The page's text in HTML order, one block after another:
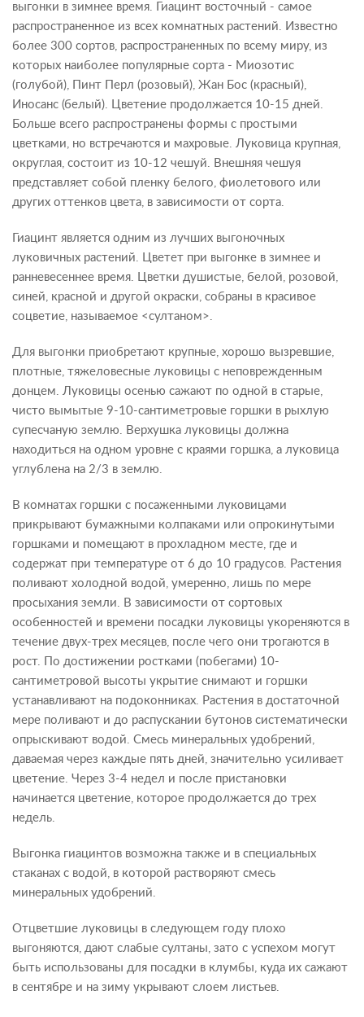
выгонки в зимнее время. Гиацинт восточный - самое
распространенное из всех комнатных растений. Известно
более 300 сортов, распространенных по всему миру, из
которых наиболее популярные сорта - Миозотис
(голубой), Пинт Перл (розовый), Жан Бос (красный),
Иносанс (белый). Цветение продолжается 10-15 дней.
Больше всего распространены формы с простыми
цветками, но встречаются и махровые. Луковица крупная,
округлая, состоит из 10-12 чешуй. Внешняя чешуя
представляет собой пленку белого, фиолетового или
других оттенков цвета, в зависимости от сорта.
Гиацинт является одним из лучших выгоночных
луковичных растений. Цветет при выгонке в зимнее и
ранневесеннее время. Цветки душистые, белой, розовой,
синей, красной и другой окраски, собраны в красивое
соцветие, называемое <султаном>.
Для выгонки приобретают крупные, хорошо вызревшие,
плотные, тяжеловесные луковицы с неповрежденным
донцем. Луковицы осенью сажают по одной в старые,
чисто вымытые 9-10-сантиметровые горшки в рыхлую
супесчаную землю. Верхушка луковицы должна
находиться на одном уровне с краями горшка, а луковица
углублена на 2/3 в землю.
В комнатах горшки с посаженными луковицами
прикрывают бумажными колпаками или опрокинутыми
горшками и помещают в прохладном месте, где и
содержат при температуре от 6 до 10 градусов. Растения
поливают холодной водой, умеренно, лишь по мере
просыхания земли. В зависимости от сортовых
особенностей и времени посадки луковицы укореняются в
течение двух-трех месяцев, после чего они трогаются в
рост. По достижении ростками (побегами) 10-
сантиметровой высоты укрытие снимают и горшки
устанавливают на подоконниках. Растения в достаточной
мере поливают и до распускании бутонов систематически
опрыскивают водой. Смесь минеральных удобрений,
даваемая через каждые пять дней, значительно усиливает
цветение. Через 3-4 недел и после пристановки
начинается цветение, которое продолжается до трех
недель.
Выгонка гиацинтов возможна также и в специальных
стаканах с водой, в которой растворяют смесь
минеральных удобрений.
Отцветшие луковицы в следующем году плохо
выгоняются, дают слабые султаны, зато с успехом могут
быть использованы для посадки в клумбы, куда их сажают
в сентябре и на зиму укрывают слоем листьев.